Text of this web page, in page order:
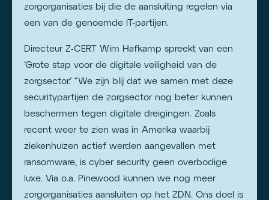
zorgorganisaties bij die de aansluiting regelen via
een van de genoemde IT-partijen.
Directeur Z-CERT Wim Hafkamp spreekt van een
‘Grote stap voor de digitale veiligheid van de
zorgsector.’ “We zijn blij dat we samen met deze
securitypartijen de zorgsector nog beter kunnen
beschermen tegen digitale dreigingen. Zoals
recent weer te zien was in Amerika waarbij
ziekenhuizen actief werden aangevallen met
ransomware, is cyber security geen overbodige
luxe. Via o.a. Pinewood kunnen we nog meer
zorgorganisaties aansluiten op het ZDN. Ons doel is